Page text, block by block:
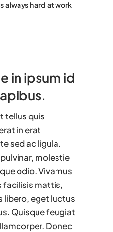
always hard at work
in ipsum id
tellus quis
in erat
sed ac ligula.
molestie
odio. Vivamus
facilisis mattis,
libero, eget luctus
Quisque feugiat
Donec